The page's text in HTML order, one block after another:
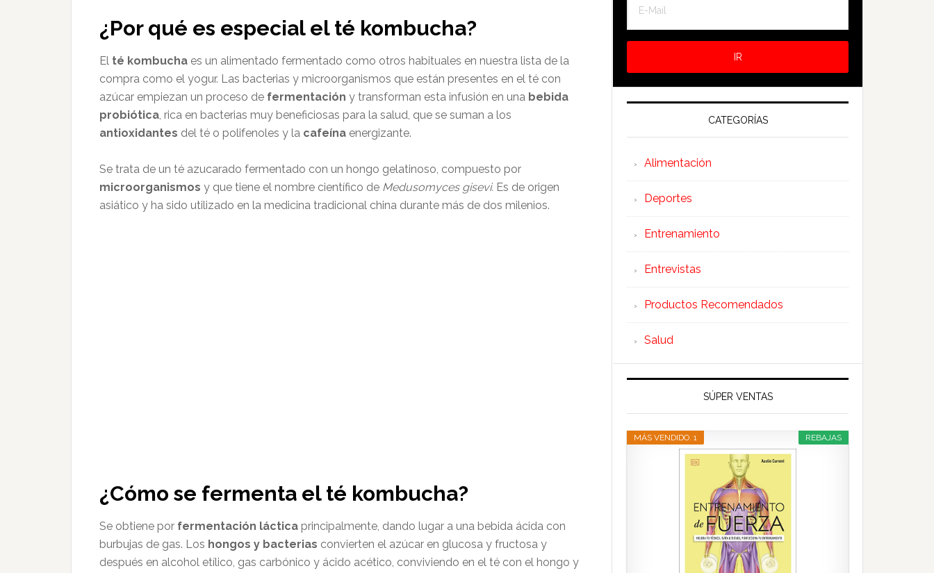
¿Por qué es especial el té kombucha?
El té kombucha es un alimentado fermentado como otros habituales en nuestra lista de la
compra como el yogur. Las bacterias y microorganismos que están presentes en el té con
azúcar empiezan un proceso de fermentación y transforman esta infusión en una bebida
probiótica, rica en bacterias muy beneficiosas para la salud, que se suman a los
antioxidantes del té o polifenoles y la cafeína energizante.
Se trata de un té azucarado fermentado con un hongo gelatinoso, compuesto por
microorganismos y que tiene el nombre científico de Medusomyces gisevi. Es de origen
asiático y ha sido utilizado en la medicina tradicional china durante más de dos milenios.
¿Cómo se fermenta el té kombucha?
Se obtiene por fermentación láctica principalmente, dando lugar a una bebida ácida con
burbujas de gas. Los hongos y bacterias convierten el azúcar en glucosa y fructosa y
después en alcohol etílico, gas carbónico y ácido acético, conviviendo en el té con el hongo y
CATEGORÍAS
Alimentación
Deportes
Entrenamiento
Entrevistas
Productos Recomendados
Salud
SÚPER VENTAS
REBAJAS
MÁS VENDIDO. 1